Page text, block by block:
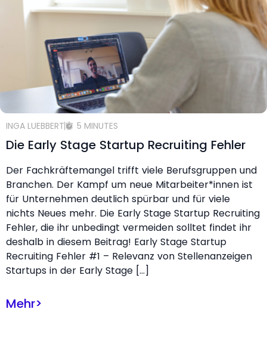
INGA LUEBBERT 5 MINUTES
Die Early Stage Startup Recruiting Fehler
Der Fachkräftemangel trifft viele Berufsgruppen und
Branchen. Der Kampf um neue Mitarbeiter*innen ist
für Unternehmen deutlich spürbar und für viele
nichts Neues mehr. Die Early Stage Startup Recruiting
Fehler, die ihr unbedingt vermeiden solltet findet ihr
deshalb in diesem Beitrag! Early Stage Startup
Recruiting Fehler #1 – Relevanz von Stellenanzeigen
Startups in der Early Stage […]
Mehr>